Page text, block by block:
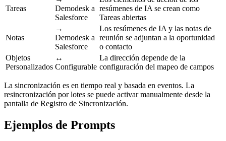
Tareas
Demodesk a
Salesforce
resúmenes de IA se crean como
Tareas abiertas
Notas
→
Demodesk a
Salesforce
Los resúmenes de IA y las notas de
reunión se adjuntan a la oportunidad
o contacto
Objetos
Personalizados
↔
Configurable
La dirección depende de la
configuración del mapeo de campos
La sincronización es en tiempo real y basada en eventos. La
resincronización por lotes se puede activar manualmente desde la
pantalla de Registro de Sincronización.
Ejemplos de Prompts